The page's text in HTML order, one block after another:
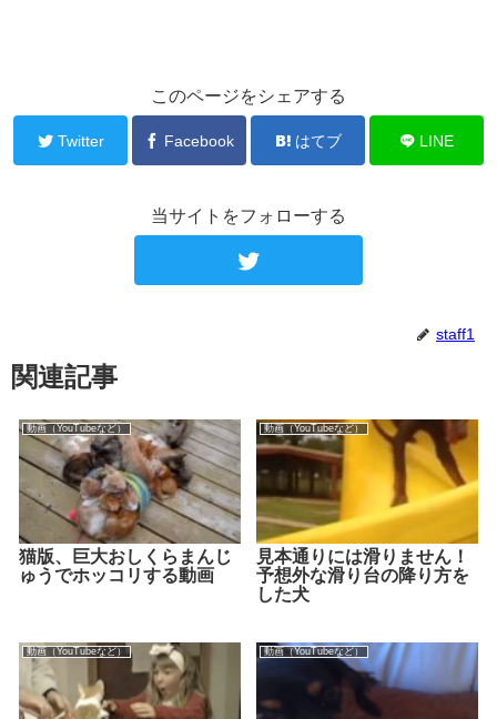
このページをシェアする
Twitter Facebook はてブ LINE
当サイトをフォローする
staff1
関連記事
動画（YouTubeなど）
猫版、巨大おしくらまんじ
ゅうでホッコリする動画
動画（YouTubeなど）
見本通りには滑りません！
予想外な滑り台の降り方を
した犬
動画（YouTubeなど） 動画（YouTubeなど）